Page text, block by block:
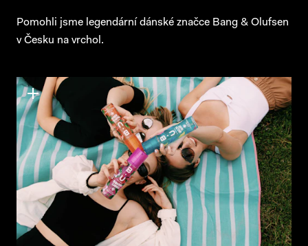
Pomohli jsme legendární dánské značce Bang & Olufsen
v Česku na vrchol.